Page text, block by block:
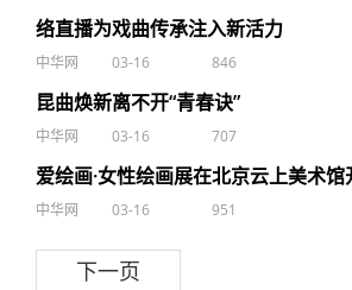
络直播为戏曲传承注入新活力
中华网 03-16 846
昆曲焕新离不开“青春诀”
中华网 03-16 707
爱绘画·女性绘画展在北京云上美术馆
中华网 03-16 951
下一页